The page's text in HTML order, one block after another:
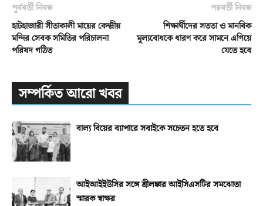
পূর্ববর্তী নিবন্ধ
হাটহাজারী সীতাকালী মায়ের কেন্দ্রীয়
মন্দির সেবক সমিতির পরিচালনা
পরিষদ গঠিত
পরবর্তী নিবন্ধ
শিক্ষার্থীদের সততা ও মানবিক
মূল্যবোধকে ধারণ করে সামনে এগিয়ে
যেতে হবে
সম্পর্কিত আরো খবর
বাল্য বিয়ের ব্যাপারে সবাইকে সচেতন হতে হবে
আইআইইউসির সঙ্গে শ্রীলঙ্কার আইসিএসটির সমঝোতা
স্মারক স্বাক্ষর